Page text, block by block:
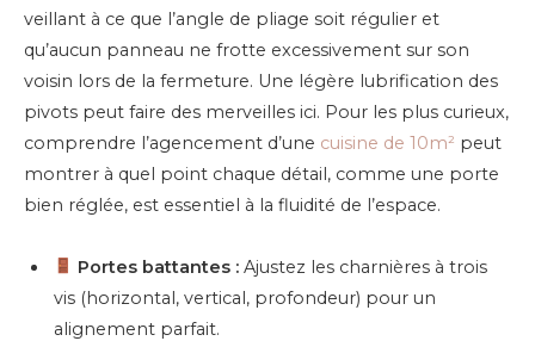
veillant à ce que l’angle de pliage soit régulier et
qu’aucun panneau ne frotte excessivement sur son
voisin lors de la fermeture. Une légère lubrification des
pivots peut faire des merveilles ici. Pour les plus curieux,
comprendre l’agencement d’une cuisine de 10m² peut
montrer à quel point chaque détail, comme une porte
bien réglée, est essentiel à la fluidité de l’espace.
Portes battantes : Ajustez les charnières à trois
vis (horizontal, vertical, profondeur) pour un
alignement parfait.